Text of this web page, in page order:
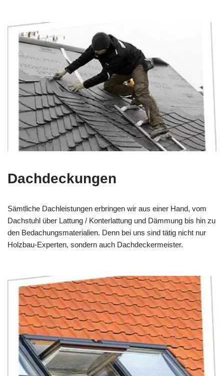
Dachdeckungen
Sämtliche Dachleistungen erbringen wir aus einer Hand, vom
Dachstuhl über Lattung / Konterlattung und Dämmung bis hin zu
den Bedachungsmaterialien. Denn bei uns sind tätig nicht nur
Holzbau-Experten, sondern auch Dachdeckermeister.